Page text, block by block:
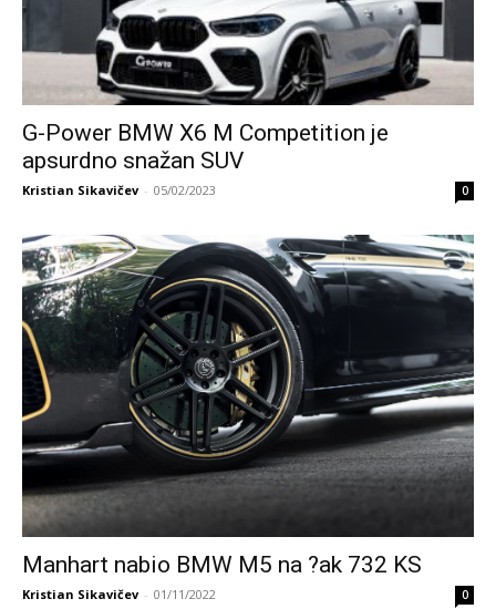
G-Power BMW X6 M Competition je
apsurdno snažan SUV
Kristian Sikavičev - 05/02/2023 0
Manhart nabio BMW M5 na ?ak 732 KS
Kristian Sikavičev - 01/11/2022 0